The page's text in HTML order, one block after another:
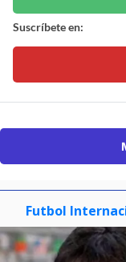
Suscríbete en:
Futbol